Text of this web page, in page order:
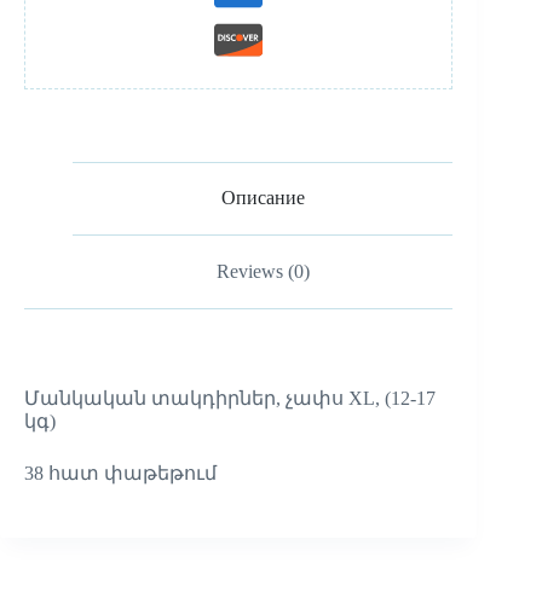
Описание
Reviews (0)
Մանկական տակդիրներ, չափս XL, (12-17
կգ)
38 հատ փաթեթում